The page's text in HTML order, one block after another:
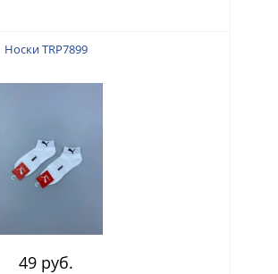
Носки TRP7899
49 руб.